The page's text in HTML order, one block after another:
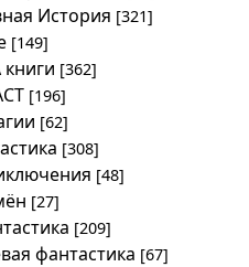
История [321]
[149]
[362]
[196]
[62]
[308]
[48]
[27]
[209]
фантастика [67]